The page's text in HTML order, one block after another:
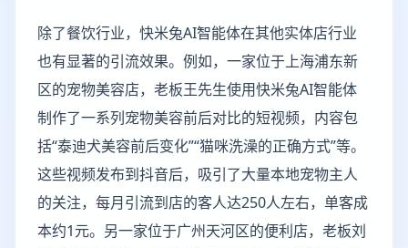
除了餐饮行业，快米兔AI智能体在其他实体店行业
也有显著的引流效果。例如，一家位于上海浦东新
区的宠物美容店，老板王先生使用快米兔AI智能体
制作了一系列宠物美容前后对比的短视频，内容包
括“泰迪犬美容前后变化”“猫咪洗澡的正确方式”等。
这些视频发布到抖音后，吸引了大量本地宠物主人
的关注，每月引流到店的客人达250人左右，单客成
本约1元。另一家位于广州天河区的便利店，老板刘